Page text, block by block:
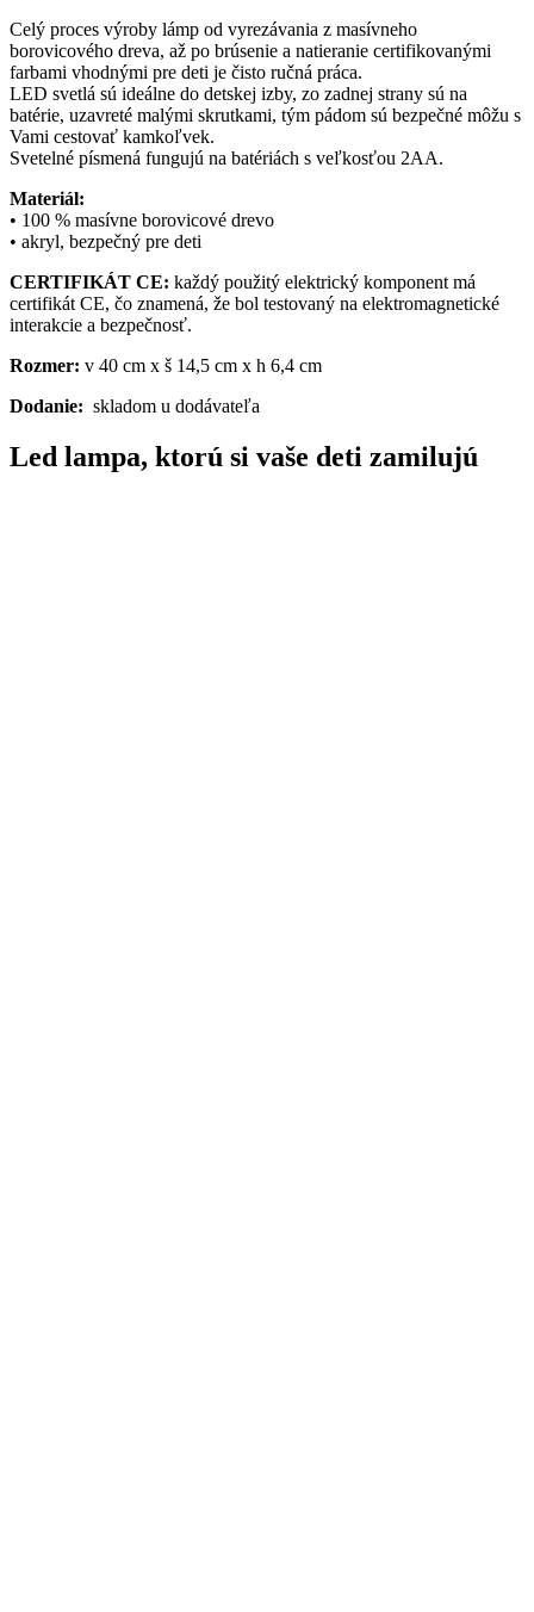
Celý proces výroby lámp od vyrezávania z masívneho
borovicového dreva, až po brúsenie a natieranie certifikovanými
farbami vhodnými pre deti je čisto ručná práca.
LED svetlá sú ideálne do detskej izby, zo zadnej strany sú na
batérie, uzavreté malými skrutkami, tým pádom sú bezpečné môžu s
Vami cestovať kamkoľvek.
Svetelné písmená fungujú na batériách s veľkosťou 2AA.
Materiál:
• 100 % masívne borovicové drevo
• akryl, bezpečný pre deti
CERTIFIKÁT CE: každý použitý elektrický komponent má
certifikát CE, čo znamená, že bol testovaný na elektromagnetické
interakcie a bezpečnosť.
Rozmer: v 40 cm x š 14,5 cm x h 6,4 cm
Dodanie: skladom u dodávateľa
Led lampa, ktorú si vaše deti zamilujú